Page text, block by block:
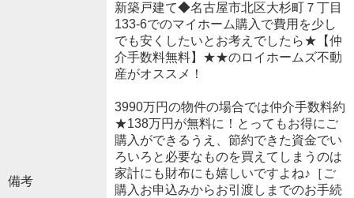
備考
新築戸建て◆名古屋市北区大杉町７丁目
133-6でのマイホーム購入で費用を少し
でも安くしたいとお考えでしたら★【仲
介手数料無料】★★のロイホームズ不動
産がオススメ！
3990万円の物件の場合では仲介手数料約
★138万円が無料に！とってもお得にご
購入ができるうえ、節約できた資金でい
ろいろと必要なものを買えてしまうのは
家計にも財布にも嬉しいですよね♪［ご
購入お申込みからお引渡しまでのお手続